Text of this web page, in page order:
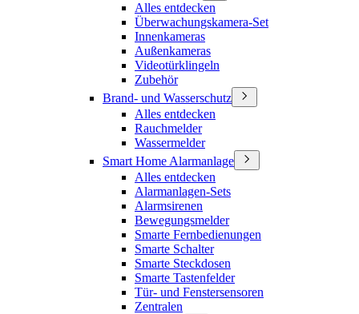
Alles entdecken
Überwachungskamera-Set
Innenkameras
Außenkameras
Videotürklingeln
Zubehör
Brand- und Wasserschutz
Alles entdecken
Rauchmelder
Wassermelder
Smart Home Alarmanlage
Alles entdecken
Alarmanlagen-Sets
Alarmsirenen
Bewegungsmelder
Smarte Fernbedienungen
Smarte Schalter
Smarte Steckdosen
Smarte Tastenfelder
Tür- und Fenstersensoren
Zentralen